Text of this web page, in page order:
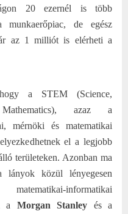
20 ezernél is több
de egész
az 1 milliót is elérheti a
a STEM (Science,
azaz a
mérnöki és matematikai
el a legjobb
területeken. Azonban ma
közül lényegesen
informatikai
a Morgan Stanley és a